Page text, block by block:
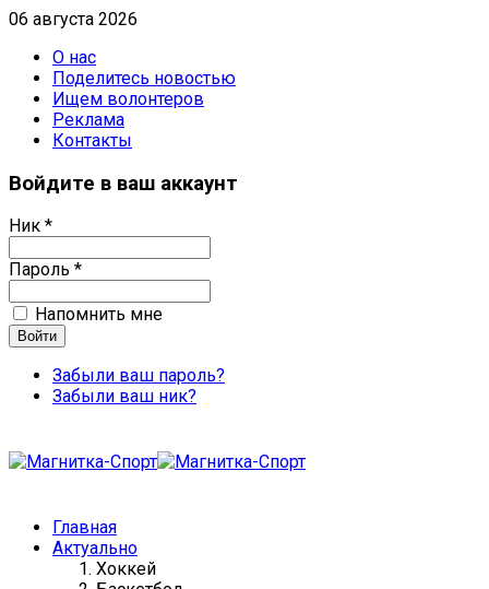
06 августа 2026
О нас
Поделитесь новостью
Ищем волонтеров
Реклама
Контакты
Войдите в ваш аккаунт
Ник *
Пароль *
Напомнить мне
Забыли ваш пароль?
Забыли ваш ник?
Главная
Актуально
Хоккей